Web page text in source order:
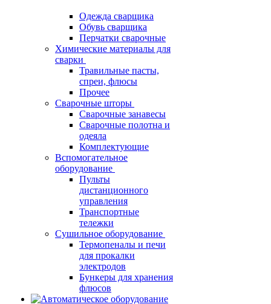
Одежда сварщика
Обувь сварщика
Перчатки сварочные
Химические материалы для
сварки
Травильные пасты,
спреи, флюсы
Прочее
Сварочные шторы
Сварочные занавесы
Сварочные полотна и
одеяла
Комплектующие
Вспомогательное
оборудование
Пульты
дистанционного
управления
Транспортные
тележки
Сушильное оборудование
Термопеналы и печи
для прокалки
электродов
Бункеры для хранения
флюсов